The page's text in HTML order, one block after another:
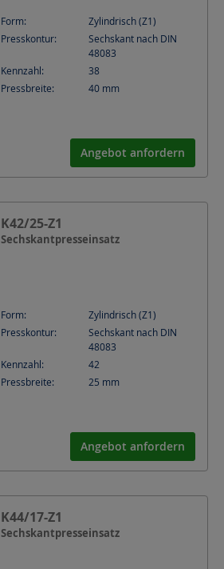
Form:
Zylindrisch (Z1)
Presskontur:
Sechskant nach DIN
48083
Kennzahl:
38
Pressbreite:
40 mm
Angebot anfordern
K42/25-Z1
Sechskantpresseinsatz
Form:
Zylindrisch (Z1)
Presskontur:
Sechskant nach DIN
48083
Kennzahl:
42
Pressbreite:
25 mm
Angebot anfordern
K44/17-Z1
Sechskantpresseinsatz